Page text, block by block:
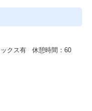
る
スとなるWebの技術も
術力も身につきます
ニアが協力してお客様
ため、しっかりと課題
ックス有 休憩時間：60